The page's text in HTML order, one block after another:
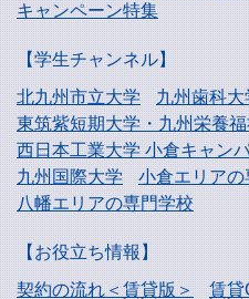
キャンペーン特集
【学生チャンネル】
北九州市立大学
九州歯科大
東筑紫短期大学・九州栄養
西日本工業大学小倉キャン
九州国際大学
小倉エリアの
八幡エリアの専門学校
【お役立ち情報】
契約の流れ＜賃貸版＞
賃貸